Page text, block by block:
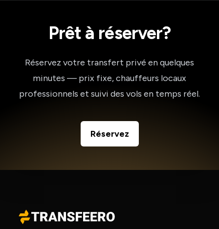
Prêt à réserver?
Réservez votre transfert privé en quelques
minutes — prix fixe, chauffeurs locaux
professionnels et suivi des vols en temps réel.
Réservez